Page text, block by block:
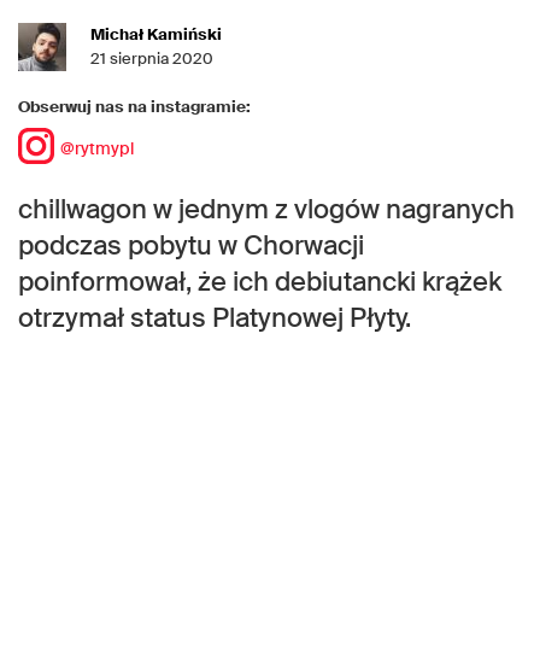
Michał Kamiński
21 sierpnia 2020
Obserwuj nas na instagramie:
@rytmypl
chillwagon w jednym z vlogów nagranych
podczas pobytu w Chorwacji
poinformował, że ich debiutancki krążek
otrzymał status Platynowej Płyty.